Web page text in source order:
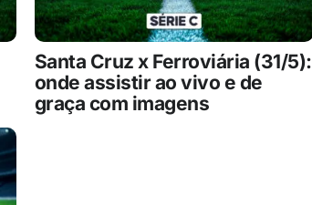
Santa Cruz x Ferroviária (31/5):
onde assistir ao vivo e de
graça com imagens